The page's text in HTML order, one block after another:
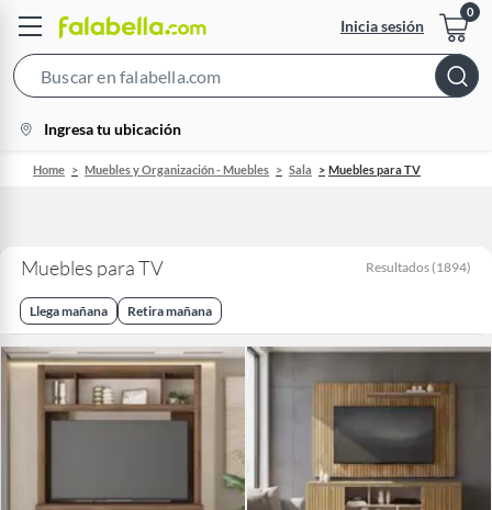
Inicia sesión
Bar
location-
icon
Ingresa tu ubicación
Home Muebles y Organización - Muebles Sala Muebles para TV
Muebles para TV Resultados (1894)
Llega mañana Retira mañana